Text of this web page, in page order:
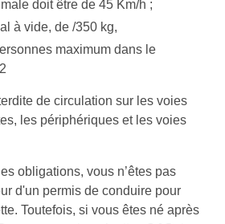
doit être de 45 Km/h ;
à vide, de /350 kg,
maximum dans le
de circulation sur les voies
les périphériques et les voies
obligations, vous n’êtes pas
d'un permis de conduire pour
Toutefois, si vous êtes né après